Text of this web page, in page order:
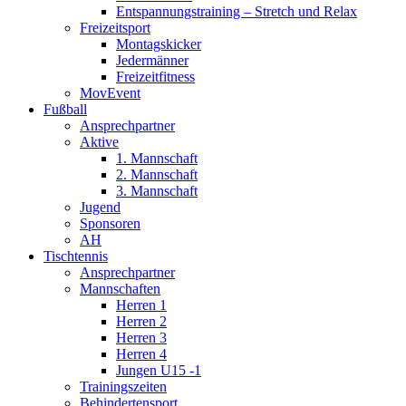
Entspannungstraining – Stretch und Relax
Freizeitsport
Montagskicker
Jedermänner
Freizeitfitness
MovEvent
Fußball
Ansprechpartner
Aktive
1. Mannschaft
2. Mannschaft
3. Mannschaft
Jugend
Sponsoren
AH
Tischtennis
Ansprechpartner
Mannschaften
Herren 1
Herren 2
Herren 3
Herren 4
Jungen U15 -1
Trainingszeiten
Behindertensport